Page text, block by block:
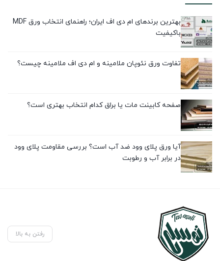
بهترین برندهای ام دی اف ایران؛ راهنمای انتخاب ورق MDF
باکیفیت
تفاوت ورق نئوپان ملامینه و ام دی اف ملامینه چیست؟
صفحه کابینت مات یا براق کدام انتخاب بهتری است؟
آیا ورق پلای وود ضد آب است؟ بررسی مقاومت پلای وود
در برابر آب و رطوبت
رفتن به بالا